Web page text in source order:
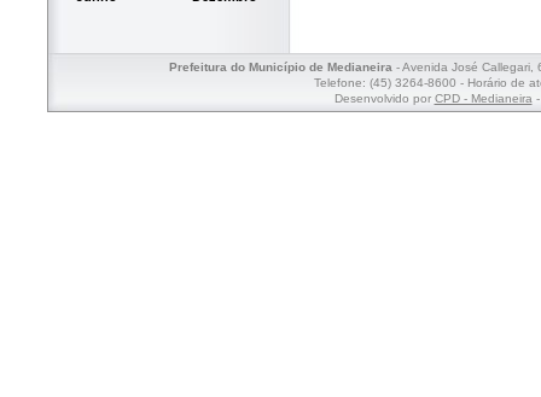
Prefeitura do Município de Medianeira- Avenida José Callegari,
Telefone: (45) 3264-8600 - Horário de
Desenvolvido por CPD - Medianeira-